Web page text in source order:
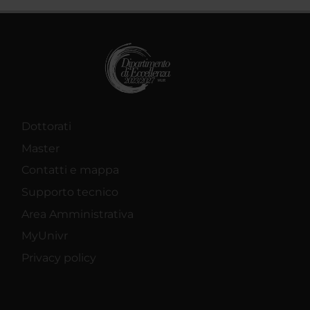
Dottorati
Master
Contatti e mappa
Supporto tecnico
Area Amministrativa
MyUnivr
Privacy policy